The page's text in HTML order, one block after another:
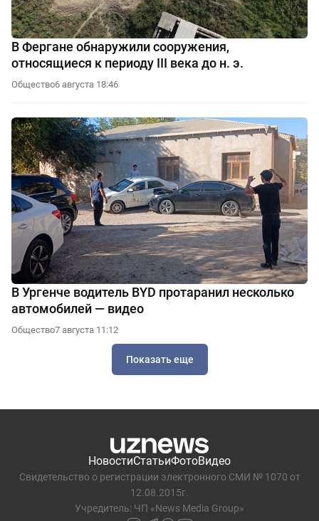
В Фергане обнаружили сооружения,
относящиеся к периоду III века до н. э.
Общество6 августа 18:46
В Ургенче водитель BYD протаранил несколько
автомобилей — видео
Общество7 августа 11:12
Показать еще
НовостиСтатьиФотоВидео
Свидетельство о регистрации электронного СМИ № 1070 от
12.08.2015г.
Учредитель: ЧП «News Media Group»